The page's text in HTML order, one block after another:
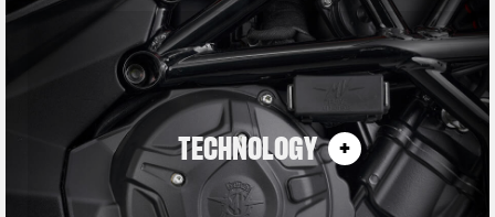
TECHNOLOGY